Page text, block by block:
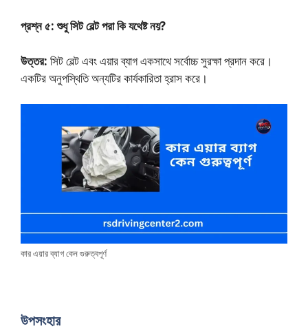
প্রশ্ন ৫: শুধু সিট বেল্ট পরা কি যথেষ্ট নয়?
উত্তর: সিট বেল্ট এবং এয়ার ব্যাগ একসাথে সর্বোচ্চ সুরক্ষা প্রদান করে।
একটির অনুপস্থিতি অন্যটির কার্যকারিতা হ্রাস করে।
কার এয়ার ব্যাগ কেন গুরুত্বপূর্ণ
উপসংহার